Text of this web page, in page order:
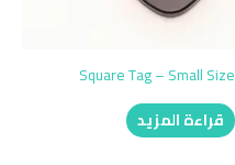
Square Tag – Small Size
قراءة المزيد